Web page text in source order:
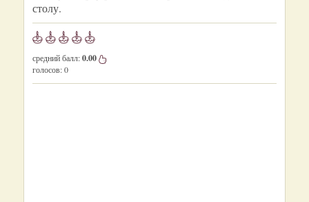
столу.
средний балл:0.00
голосов:0